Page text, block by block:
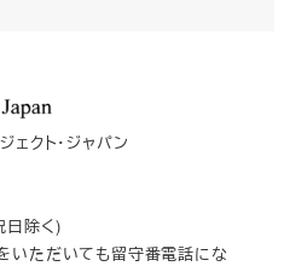
ェクト・ジャパン
除く)
いただいても留守番電話にな